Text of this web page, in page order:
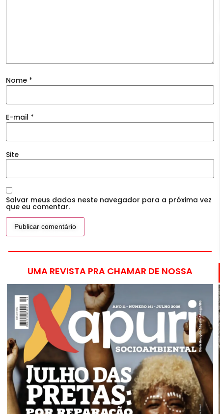
Nome *
E-mail *
Site
Salvar meus dados neste navegador para a próxima vez
que eu comentar.
UMA REVISTA PRA CHAMAR DE NOSSA